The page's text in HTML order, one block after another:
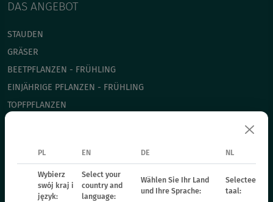
DAS ANGEBOT
STAUDEN
GRÄSER
BEETPFLANZEN - FRÜHLING
EINJÄHRIGE PFLANZEN - FRÜHLING
TOPFPFLANZEN
ZWEIJÄHRIGE PFLANZEN
DÜNGER
KATALOG OGRODNIKA
PL EN DE NL
Wybierz
swój kraj i
język:
Select your
country and
language:
Wählen Sie Ihr Land
und Ihre Sprache:
Selecteer uw
taal: